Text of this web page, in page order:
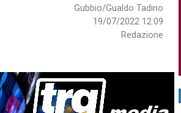
Gubbio/Gualdo Tadino
19/07/2022 12:09
Redazione